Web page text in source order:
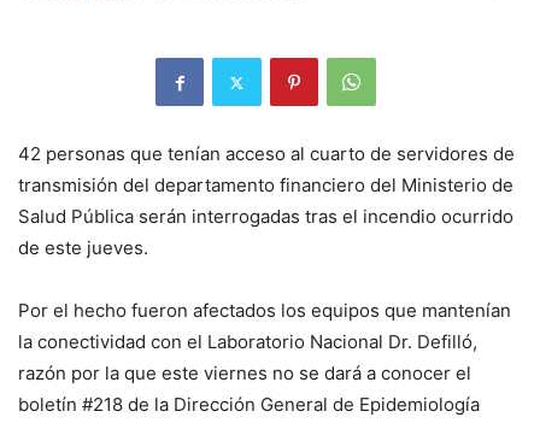
42 personas que tenían acceso al cuarto de servidores de
transmisión del departamento financiero del Ministerio de
Salud Pública serán interrogadas tras el incendio ocurrido
de este jueves.
Por el hecho fueron afectados los equipos que mantenían
la conectividad con el Laboratorio Nacional Dr. Defilló,
razón por la que este viernes no se dará a conocer el
boletín #218 de la Dirección General de Epidemiología